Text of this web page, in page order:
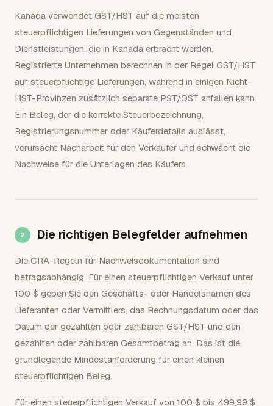
Kanada verwendet GST/HST auf die meisten
steuerpflichtigen Lieferungen von Gegenständen und
Dienstleistungen, die in Kanada erbracht werden.
Registrierte Unternehmen berechnen in der Regel GST/HST
auf steuerpflichtige Lieferungen, während in einigen Nicht-
HST-Provinzen zusätzlich separate PST/QST anfallen kann.
Ein Beleg, der die korrekte Steuerbezeichnung,
Registrierungsnummer oder Käuferdetails auslässt,
verursacht Nacharbeit für den Verkäufer und schwächt die
Nachweise für die Unterlagen des Käufers.
Die richtigen Belegfelder aufnehmen
Die CRA-Regeln für Nachweisdokumentation sind
betragsabhängig. Für einen steuerpflichtigen Verkauf unter
100 $ geben Sie den Geschäfts- oder Handelsnamen des
Lieferanten oder Vermittlers, das Rechnungsdatum oder das
Datum der gezahlten oder zahlbaren GST/HST und den
gezahlten oder zahlbaren Gesamtbetrag an. Das ist die
grundlegende Mindestanforderung für einen kleinen
steuerpflichtigen Beleg.
Für einen steuerpflichtigen Verkauf von 100 $ bis 499,99 $